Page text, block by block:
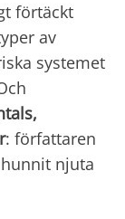
förtäckt
av
systemet
: författaren
njuta